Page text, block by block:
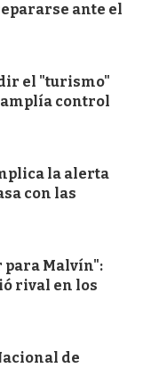
ante el
el "turismo"
control
la alerta
con las
para Malvín":
rival en los
de